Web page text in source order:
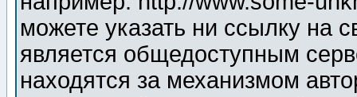
можете указать ни ссылку на
является общедоступным
находятся за механизмом